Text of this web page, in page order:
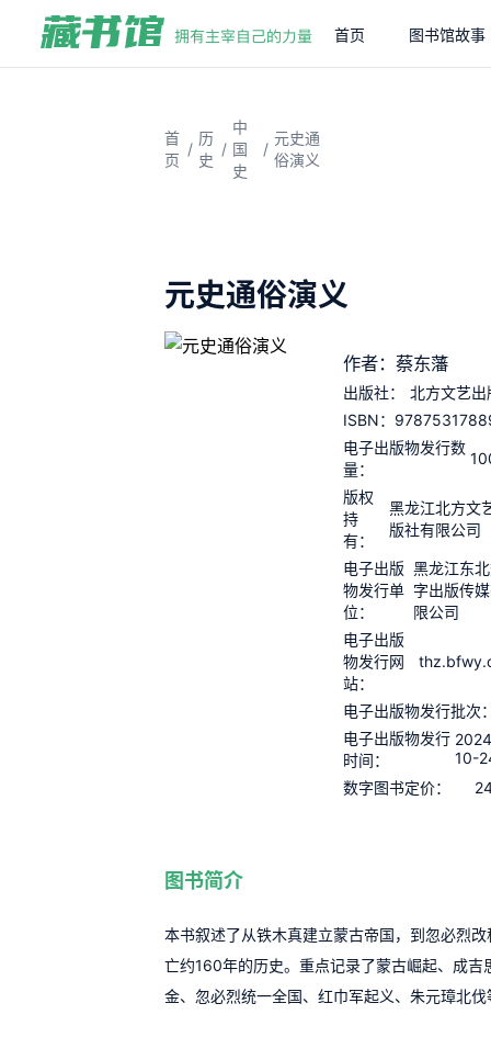
首页 图书馆故事
首
页
/
历
史
/
中
国
史
/
元史通
俗演义
元史通俗演义
作者：蔡东藩
出版社：
北方文艺出
ISBN：
电子出版物发行数
量：
版权
持
有：
黑龙江北方文
版社有限公司
电子出版
物发行单
位：
黑龙江东
字出版传
限公司
电子出版
物发行网
站：
电子出版物发行批次
电子出版物发行
时间：
10-
数字图书定价：
图书简介
本书叙述了从铁木真建立蒙古帝国，到忽必烈
亡约160年的历史。重点记录了蒙古崛起、成吉
金、忽必烈统一全国、红巾军起义、朱元璋北